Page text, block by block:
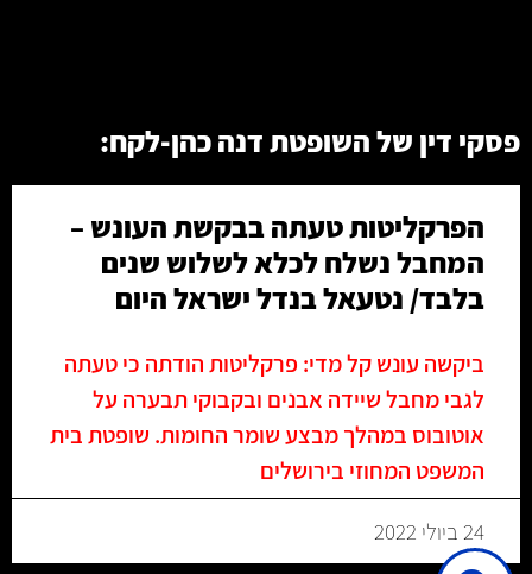
פסקי דין של השופטת דנה כהן-לקח:
הפרקליטות טעתה בבקשת העונש –
המחבל נשלח לכלא לשלוש שנים
בלבד/ נטעאל בנדל ישראל היום
ביקשה עונש קל מדי: פרקליטות הודתה כי טעתה
לגבי מחבל שיידה אבנים ובקבוקי תבערה על
אוטובוס במהלך מבצע שומר החומות. שופטת בית
המשפט המחוזי בירושלים
24 ביולי 2022